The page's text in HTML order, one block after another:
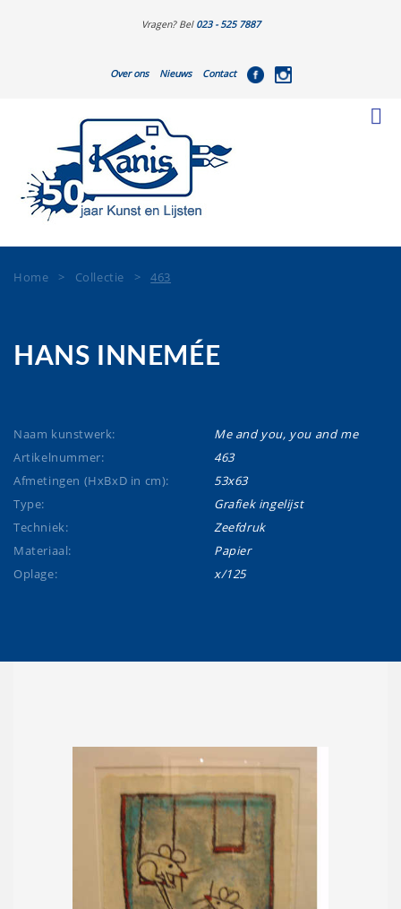
Vragen? Bel 023 - 525 7887
Over ons Nieuws Contact
Home > Collectie >463
HANS INNEMÉE
Naam kunstwerk:
Me and you, you and me
Artikelnummer:
463
Afmetingen (HxBxD in cm):
53x63
Type:
Grafiek ingelijst
Techniek:
Zeefdruk
Materiaal:
Papier
Oplage:
x/125